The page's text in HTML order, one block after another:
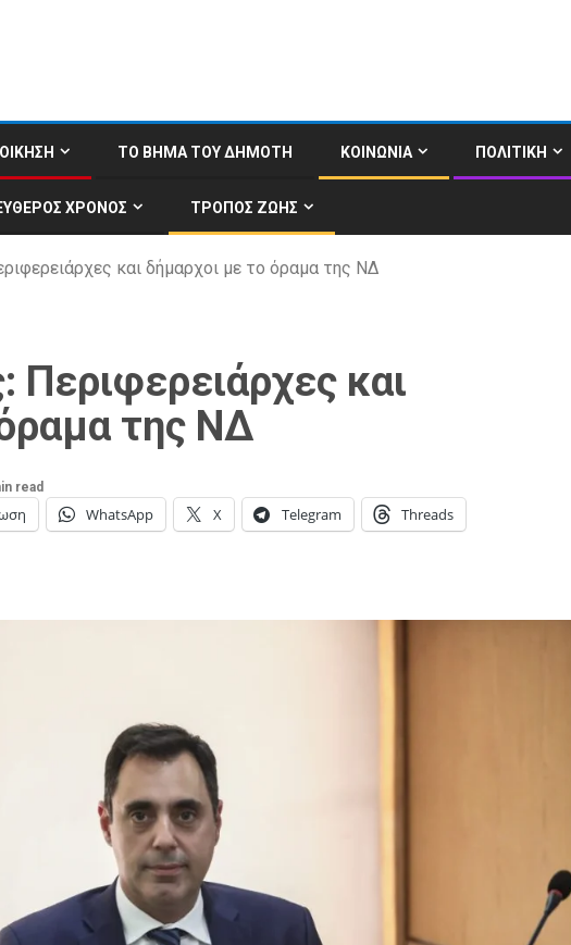
ΤΟ ΒΗΜΑ ΤΟΥ ΔΗΜΟΤΗ ΚΟΙΝΩΝΙΑ ΠΟΛΙΤΙΚΗ
ΧΡΟΝΟΣ ΤΡΟΠΟΣ ΖΩΗΣ
και δήμαρχοι με το όραμα της ΝΔ
Περιφερειάρχες και
της ΝΔ
read
WhatsApp X Telegram Threads